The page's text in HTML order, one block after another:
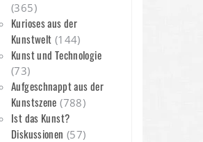
(365)
Kurioses aus der
Kunstwelt (144)
Kunst und Technologie
(73)
Aufgeschnappt aus der
Kunstszene (788)
Ist das Kunst?
Diskussionen (57)